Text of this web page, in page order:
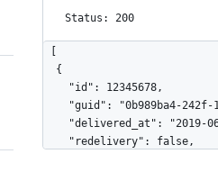
Status: 200
[